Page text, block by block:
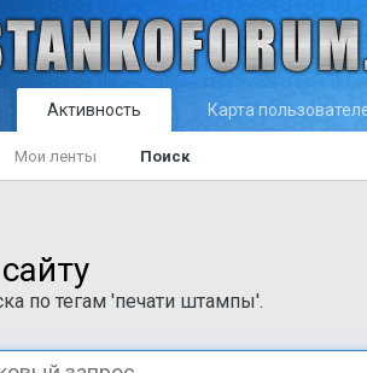
Активность
Мои ленты Поиск
Карта
по тегам 'печати штампы'.